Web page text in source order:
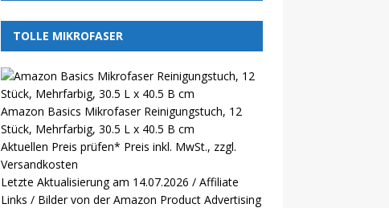
TOLLE MIKROFASER
Amazon Basics Mikrofaser Reinigungstuch, 12
Stück, Mehrfarbig, 30.5 L x 40.5 B cm
Aktuellen Preis prüfen* Preis inkl. MwSt., zzgl.
Versandkosten
Letzte Aktualisierung am 14.07.2026 / Affiliate
Links / Bilder von der Amazon Product Advertising